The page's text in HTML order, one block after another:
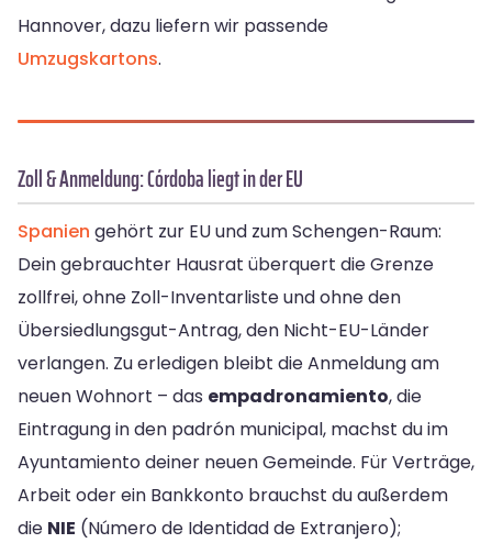
Hannover, dazu liefern wir passende
Umzugskartons.
Zoll & Anmeldung: Córdoba liegt in der EU
Spanien gehört zur EU und zum Schengen-Raum:
Dein gebrauchter Hausrat überquert die Grenze
zollfrei, ohne Zoll-Inventarliste und ohne den
Übersiedlungsgut-Antrag, den Nicht-EU-Länder
verlangen. Zu erledigen bleibt die Anmeldung am
neuen Wohnort – das empadronamiento, die
Eintragung in den padrón municipal, machst du im
Ayuntamiento deiner neuen Gemeinde. Für Verträge,
Arbeit oder ein Bankkonto brauchst du außerdem
die NIE (Número de Identidad de Extranjero);